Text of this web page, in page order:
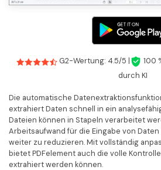
G2-Wertung: 4.5/5 | 100
durch KI
Die automatische
extrahiert Daten schnell in ein
Dateien können in Stapeln verarbeitet
Arbeitsaufwand für die Eingabe von
weiter zu reduzieren. Mit vollständig
bietet PDFelement auch die volle
extrahiert werden können.